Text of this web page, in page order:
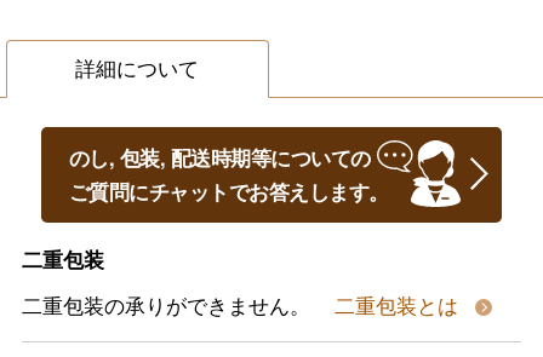
詳細について
のし, 包装, 配送時期等についての
ご質問にチャットでお答えします。
二重包装
二重包装の承りができません。
二重包装とは